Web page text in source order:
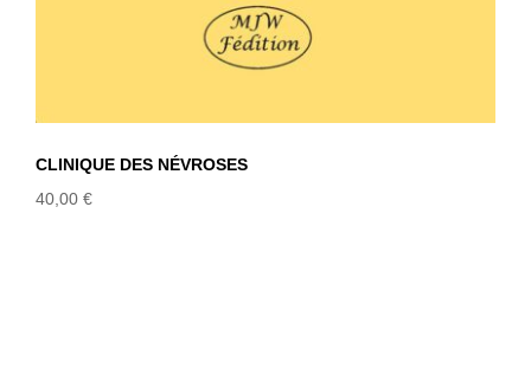
CLINIQUE DES NÉVROSES
40,00 €